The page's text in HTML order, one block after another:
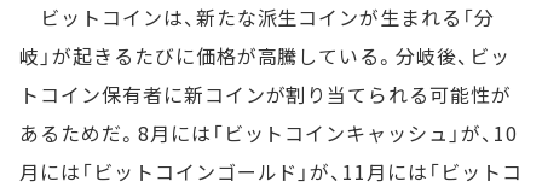
ビットコインは、新たな派生コインが生まれる「分
岐」が起きるたびに価格が高騰している。分岐後、ビッ
トコイン保有者に新コインが割り当てられる可能性が
あるためだ。8月には「ビットコインキャッシュ」が、10
月には「ビットコインゴールド」が、11月には「ビットコ